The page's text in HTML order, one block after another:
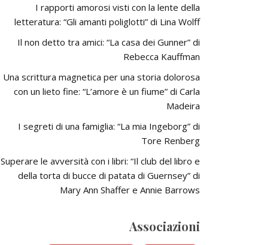
I rapporti amorosi visti con la lente della
letteratura: “Gli amanti poliglotti” di Lina Wolff
Il non detto tra amici: “La casa dei Gunner” di
Rebecca Kauffman
Una scrittura magnetica per una storia dolorosa
con un lieto fine: “L’amore è un fiume” di Carla
Madeira
I segreti di una famiglia: “La mia Ingeborg” di
Tore Renberg
Superare le avversità con i libri: “Il club del libro e
della torta di bucce di patata di Guernsey” di
Mary Ann Shaffer e Annie Barrows
Associazioni